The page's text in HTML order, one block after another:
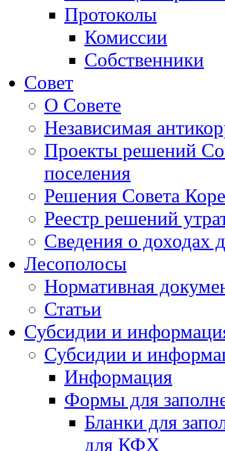
Протоколы
Комиссии
Собственники
Совет
О Совете
Независимая
Проекты решений
поселения
Решения Совета
Реестр решений
Сведения о доходах
Лесополосы
Нормативная
Статьи
Субсидии и
Субсидии и
Информация
Формы для
Бланки для
для КФХ